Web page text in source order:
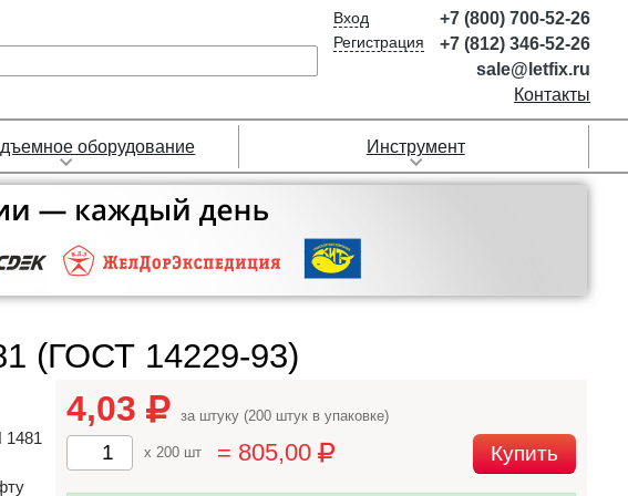
Вход
Регистрация
+7 (800) 700-52-26
+7 (812) 346-52-26
sale@letfix.ru
Контакты
оборудование Инструмент
(ГОСТ 14229-93)
1481
4,03 за штуку (200 штук в упаковке)
x 200 шт = 805,00 Купить